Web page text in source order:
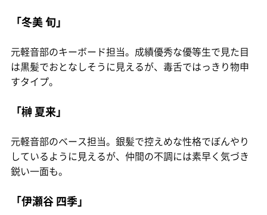
「冬美 旬」
元軽音部のキーボード担当。成績優秀な優等生で見た目
は黒髪でおとなしそうに見えるが、毒舌ではっきり物申
すタイプ。
「榊 夏来」
元軽音部のベース担当。銀髪で控えめな性格でぼんやり
しているように見えるが、仲間の不調には素早く気づき
鋭い一面も。
「伊瀬谷 四季」